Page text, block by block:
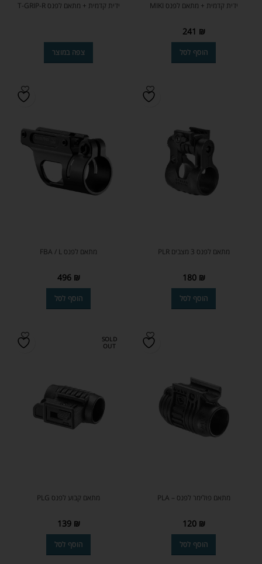
ידית קדמית + מתאם לפנס MIKI
241 ₪
הוסף לסל
ידית קדמית + מתאם לפנס T-GRIP-R
צפה במוצר
מתאם לפנס 3 מצבים PLR
180 ₪
הוסף לסל
מתאם לפנס FBA / L
496 ₪
הוסף לסל
מתאם פולימר לפנס – PLA
120 ₪
הוסף לסל
SOLD
OUT
מתאם קבוע לפנס PLG
139 ₪
הוסף לסל